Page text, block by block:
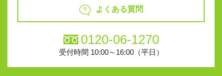
よくある質問
0120-06-1270
受付時間 10:00～16:00（平日）